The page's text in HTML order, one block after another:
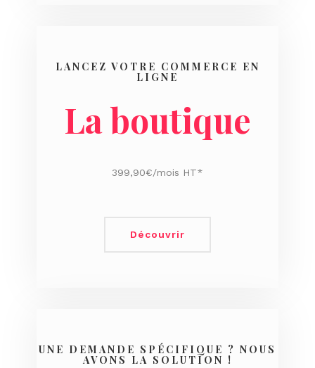
LANCEZ VOTRE COMMERCE EN
LIGNE
La boutique
399,90€/mois HT*
Découvrir
UNE DEMANDE SPÉCIFIQUE ? NOUS
AVONS LA SOLUTION !